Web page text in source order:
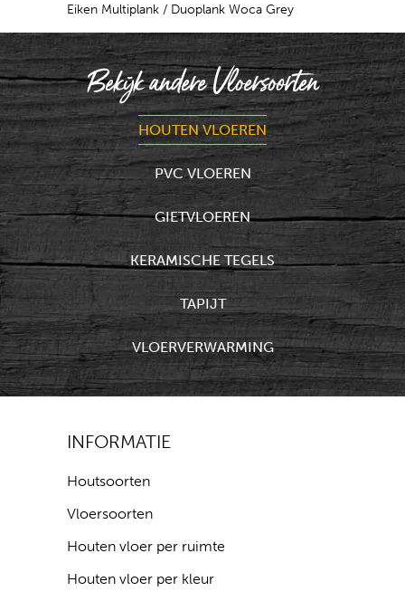
Eiken Multiplank / Duoplank Woca Grey
Bekijk andere Vloersoorten
HOUTEN VLOEREN
PVC VLOEREN
GIETVLOEREN
KERAMISCHE TEGELS
TAPIJT
VLOERVERWARMING
INFORMATIE
Houtsoorten
Vloersoorten
Houten vloer per ruimte
Houten vloer per kleur